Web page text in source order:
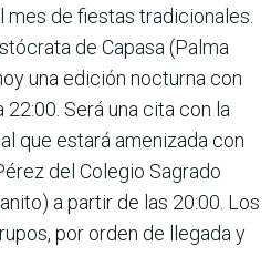
de fies­tas tradicionales.
de Capasa (Palma
una edición nocturna con
Será una cita con la
que estará amenizada con
del Colegio Sagrado
a partir de las 20:00. Los
por orden de llegada y